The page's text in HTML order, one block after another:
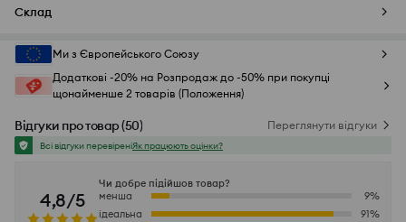
Склад
Ми з Європейського Союзу
Додаткові -20% на Розпродаж до -50% при покупці
щонайменше 2 товарів (Положення)
Відгуки про товар(50) Переглянути відгуки
Всі відгуки перевіреніЯк працюють оцінки?
4,8/5
Чи добре підійшов товар?
менша
9%
ідеальна
91%